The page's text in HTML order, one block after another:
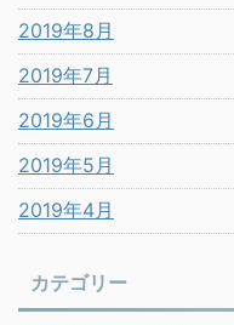
2019年8月
2019年7月
2019年6月
2019年5月
2019年4月
カテゴリー